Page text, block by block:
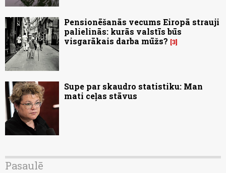
Pensionēšanās vecums Eiropā strauji
palielinās: kurās valstīs būs
visgarākais darba mūžs? 3
Supe par skaudro statistiku: Man
mati ceļas stāvus
Pasaulē